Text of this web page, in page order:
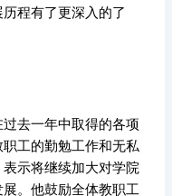
程有了更深入的了
去一年中取得的各项
工的勤勉工作和无私
示将继续加大对学院
。他鼓励全体教职工